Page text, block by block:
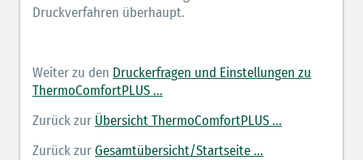
Druckverfahren überhaupt.
Weiter zu den Druckerfragen und Einstellungen zu
ThermoComfortPLUS ...
Zurück zur Übersicht ThermoComfortPLUS ...
Zurück zurGesamtübersicht/Startseite ...